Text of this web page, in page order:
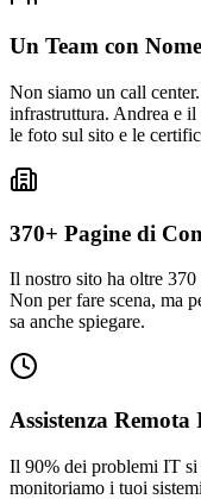
Un Team con
Non siamo un call
infrastruttura. Andrea e il
le foto sul sito e le
370+ Pagine di
Il nostro sito ha oltre
Non per fare scena, ma
sa anche spiegare.
Assistenza
Il 90% dei problemi IT
monitoriamo i tuoi